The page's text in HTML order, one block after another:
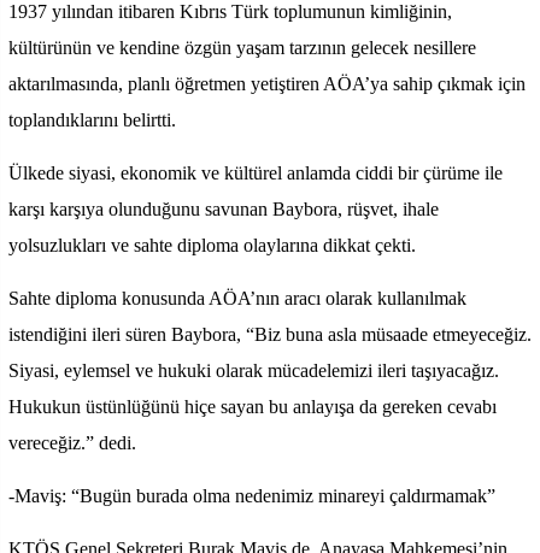
1937 yılından itibaren Kıbrıs Türk toplumunun kimliğinin,
kültürünün ve kendine özgün yaşam tarzının gelecek nesillere
aktarılmasında, planlı öğretmen yetiştiren AÖA’ya sahip çıkmak için
toplandıklarını belirtti.
Ülkede siyasi, ekonomik ve kültürel anlamda ciddi bir çürüme ile
karşı karşıya olunduğunu savunan Baybora, rüşvet, ihale
yolsuzlukları ve sahte diploma olaylarına dikkat çekti.
Sahte diploma konusunda AÖA’nın aracı olarak kullanılmak
istendiğini ileri süren Baybora, “Biz buna asla müsaade etmeyeceğiz.
Siyasi, eylemsel ve hukuki olarak mücadelemizi ileri taşıyacağız.
Hukukun üstünlüğünü hiçe sayan bu anlayışa da gereken cevabı
vereceğiz.” dedi.
-Maviş: “Bugün burada olma nedenimiz minareyi çaldırmamak”
KTÖS Genel Sekreteri Burak Maviş de, Anayasa Mahkemesi’nin